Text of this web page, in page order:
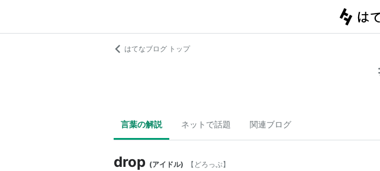
はてなブログ トップ
言葉の解説 ネットで話題 関連ブログ
drop (アイドル) 【 どろっぷ】